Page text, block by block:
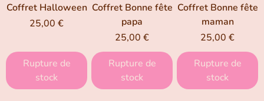
Coffret Halloween
Prix
25,00 €
Rupture de
stock
Coffret Bonne fête
papa
Prix
25,00 €
Rupture de
stock
Coffret Bonne fête
maman
Prix
25,00 €
Rupture de
stock